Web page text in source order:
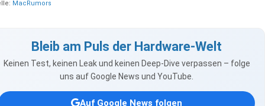
MacRumors
Bleib am Puls der Hardware-Welt
Keinen Test, keinen Leak und keinen Deep-Dive verpassen – folge
uns auf Google News und YouTube.
Auf Google News folgen